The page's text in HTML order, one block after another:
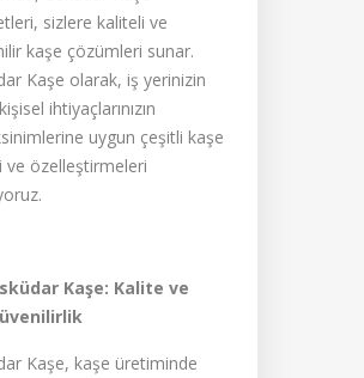
sizlere kaliteli ve
kaşe çözümleri sunar.
Kaşe olarak, iş yerinizin
ihtiyaçlarınızın
uygun çeşitli kaşe
ve özelleştirmeleri
Kaşe: Kalite ve
Kaşe, kaşe üretiminde